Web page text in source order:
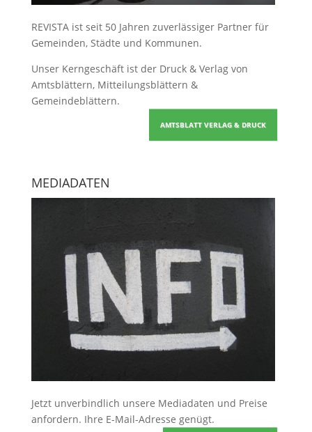
REVISTA ist seit 50 Jahren zuverlässiger Partner für
Gemeinden, Städte und Kommunen.
Unser Kerngeschäft ist der Druck & Verlag von
Amtsblättern, Mitteilungsblättern &
Gemeindeblättern.
AMTSBLATT VERLAG & DRUCK
MEDIADATEN
Jetzt unverbindlich unsere Mediadaten und Preise
anfordern. Ihre E-Mail-Adresse genügt.